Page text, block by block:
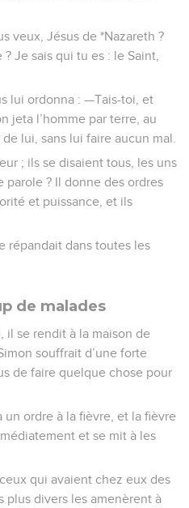
veux, Jésus de *Nazareth ?
Je sais qui tu es : le Saint,
lui ordonna : —Tais-toi, et
jeta l’homme par terre, au
lui, sans lui faire aucun mal.
; ils se disaient tous, les uns
? Il donne des ordres
et puissance, et ils
répandait dans toutes les
de malades
il se rendit à la maison de
souffrait d’une forte
de faire quelque chose pour
un ordre à la fièvre, et la fièvre
et se mit à les
qui avaient chez eux des
plus divers les amenèrent à